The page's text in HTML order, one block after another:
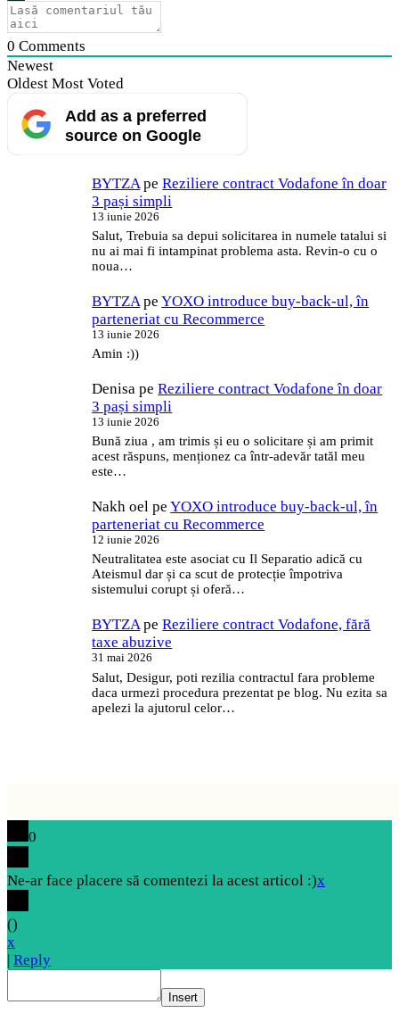
0 Comments
Newest
Oldest Most Voted
Add as a preferred
source on Google
BYTZA peReziliere contract Vodafone în doar
3 pași simpli
13 iunie 2026
Salut, Trebuia sa depui solicitarea in numele tatalui si
nu ai mai fi intampinat problema asta. Revin-o cu o
noua…
BYTZA peYOXO introduce buy-back-ul, în
parteneriat cu Recommerce
13 iunie 2026
Amin :))
Denisa peReziliere contract Vodafone în doar
3 pași simpli
13 iunie 2026
Bună ziua , am trimis și eu o solicitare și am primit
acest răspuns, menționez ca într-adevăr tatăl meu
este…
Nakh oel peYOXO introduce buy-back-ul, în
parteneriat cu Recommerce
12 iunie 2026
Neutralitatea este asociat cu Il Separatio adică cu
Ateismul dar și ca scut de protecție împotriva
sistemului corupt și oferă…
BYTZApeReziliere contract Vodafone, fără
taxe abuzive
31 mai 2026
Salut, Desigur, poti rezilia contractul fara probleme
daca urmezi procedura prezentat pe blog. Nu ezita sa
apelezi la ajutorul celor…
0
Ne-ar face placere să comentezi la acest articol :)x
()
x
Reply
Insert